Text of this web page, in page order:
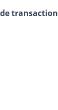
transaction